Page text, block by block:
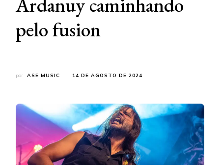
pelo fusion
por ASE MUSIC 14 DE AGOSTO DE 2024